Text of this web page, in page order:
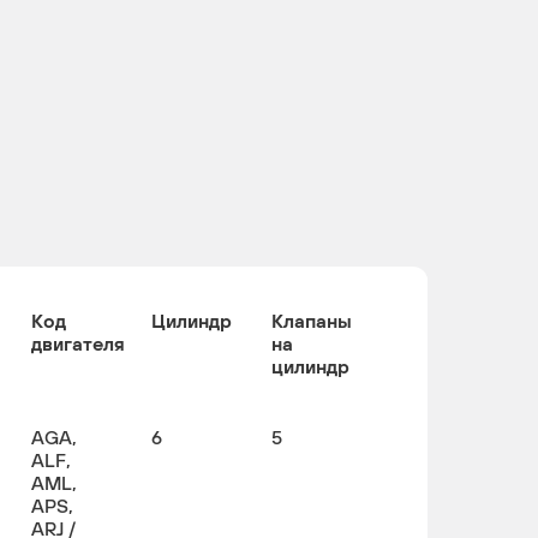
Код
двигателя
Цилиндр
Клапаны
на
цилиндр
AGA,
ALF,
AML,
APS,
ARJ /
6 5